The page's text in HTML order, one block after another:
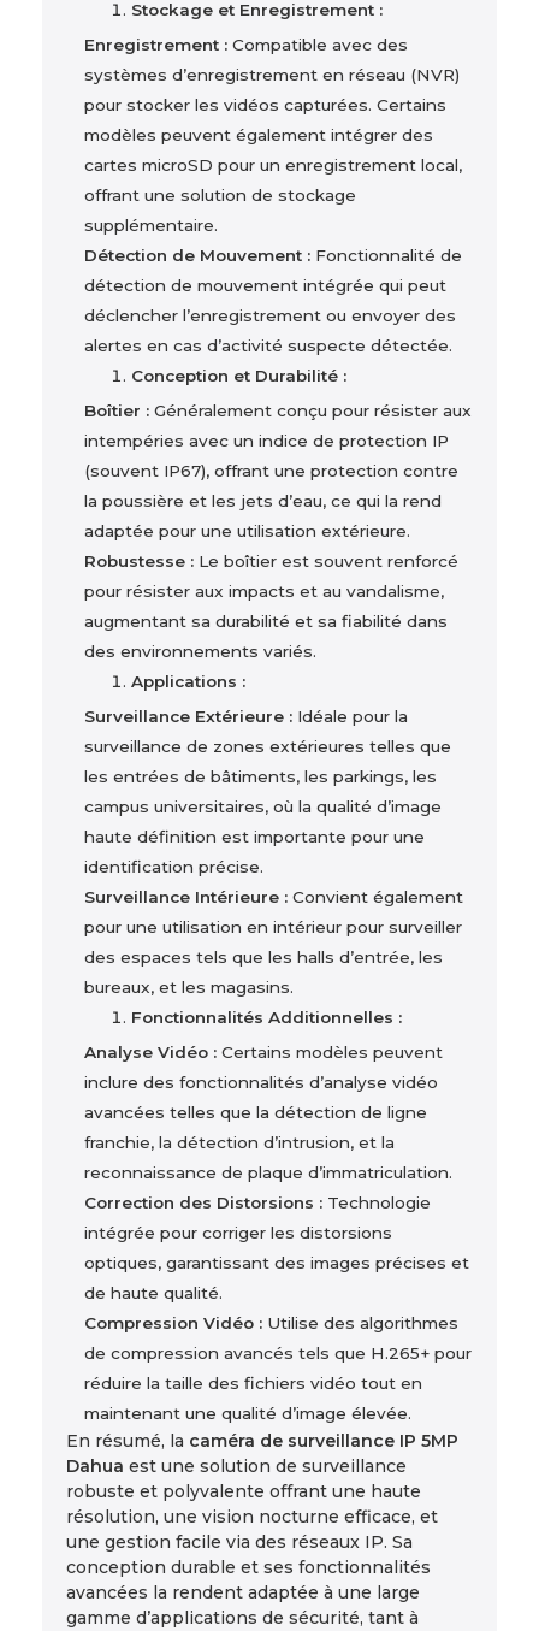
Stockage et Enregistrement :
Enregistrement :Compatible avec des
systèmes d’enregistrement en réseau (NVR)
pour stocker les vidéos capturées. Certains
modèles peuvent également intégrer des
cartes microSD pour un enregistrement local,
offrant une solution de stockage
supplémentaire.
Détection de Mouvement :Fonctionnalité de
détection de mouvement intégrée qui peut
déclencher l’enregistrement ou envoyer des
alertes en cas d’activité suspecte détectée.
Conception et Durabilité :
Boîtier :Généralement conçu pour résister aux
intempéries avec un indice de protection IP
(souvent IP67), offrant une protection contre
la poussière et les jets d’eau, ce qui la rend
adaptée pour une utilisation extérieure.
Robustesse :Le boîtier est souvent renforcé
pour résister aux impacts et au vandalisme,
augmentant sa durabilité et sa fiabilité dans
des environnements variés.
Applications :
Surveillance Extérieure :Idéale pour la
surveillance de zones extérieures telles que
les entrées de bâtiments, les parkings, les
campus universitaires, où la qualité d’image
haute définition est importante pour une
identification précise.
Surveillance Intérieure :Convient également
pour une utilisation en intérieur pour surveiller
des espaces tels que les halls d’entrée, les
bureaux, et les magasins.
Fonctionnalités Additionnelles :
Analyse Vidéo :Certains modèles peuvent
inclure des fonctionnalités d’analyse vidéo
avancées telles que la détection de ligne
franchie, la détection d’intrusion, et la
reconnaissance de plaque d’immatriculation.
Correction des Distorsions :Technologie
intégrée pour corriger les distorsions
optiques, garantissant des images précises et
de haute qualité.
Compression Vidéo :Utilise des algorithmes
de compression avancés tels que H.265+ pour
réduire la taille des fichiers vidéo tout en
maintenant une qualité d’image élevée.
En résumé, la caméra de surveillance IP 5MP
Dahua est une solution de surveillance
robuste et polyvalente offrant une haute
résolution, une vision nocturne efficace, et
une gestion facile via des réseaux IP. Sa
conception durable et ses fonctionnalités
avancées la rendent adaptée à une large
gamme d’applications de sécurité, tant à